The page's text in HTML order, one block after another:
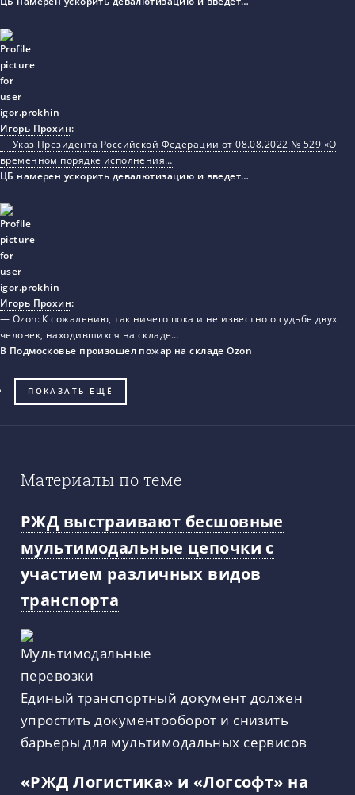
Игорь Прохин:
— Указ Президента Российской Федерации от 08.08.2022 № 529 «О
временном порядке исполнения…
ЦБ намерен ускорить девалютизацию и введет…
Игорь Прохин:
— Ozon: К сожалению, так ничего пока и не известно о судьбе двух
человек, находившихся на складе…
В Подмосковье произошел пожар на складе Ozon
ПОКАЗАТЬ ЕЩЁ
Материалы по теме
РЖД выстраивают бесшовные
мультимодальные цепочки с
участием различных видов
транспорта
Единый транспортный документ должен
упростить документооборот и снизить
барьеры для мультимодальных сервисов
«РЖД Логистика» и «Логсофт» на